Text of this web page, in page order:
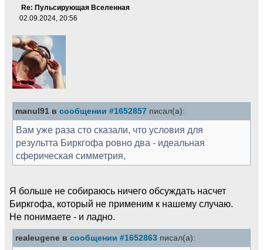
Re: Пульсирующая Вселенная
02.09.2024, 20:56
manul91 в сообщении #1652857 писал(а):
Вам уже раза сто сказали, что условия для
результта Биркгофа ровно два - идеальная
сферическая симметрия,
Я больше не собираюсь ничего обсуждать насчет
Биркгофа, который не применим к нашему случаю.
Не понимаете - и ладно.
realeugene в сообщении #1652863 писал(а):